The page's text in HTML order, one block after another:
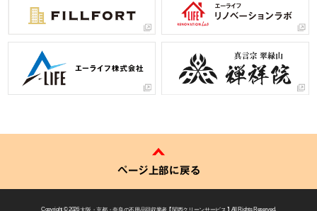
ページ上部に戻る
Copyright © 2026大阪・京都・奈良の不用品回収業者 【 関西クリーンサービス 】 All Rights Reserved.